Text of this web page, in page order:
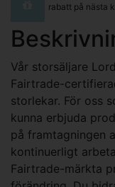
rabatt på nästa
Vår storsäljare
Fairtrade-
storlekar. För oss
kunna erbjuda
på framtagningen
kontinuerligt
Fairtrade-märkta